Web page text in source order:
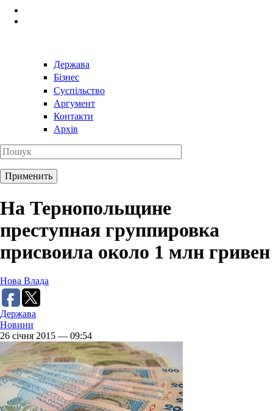
Держава
Бізнес
Суспільство
Аргумент
Контакти
Архів
На Тернопольщине
преступная группировка
присвоила около 1 млн гривен
Нова Влада
Держава
Новини
26 січня 2015 — 09:54